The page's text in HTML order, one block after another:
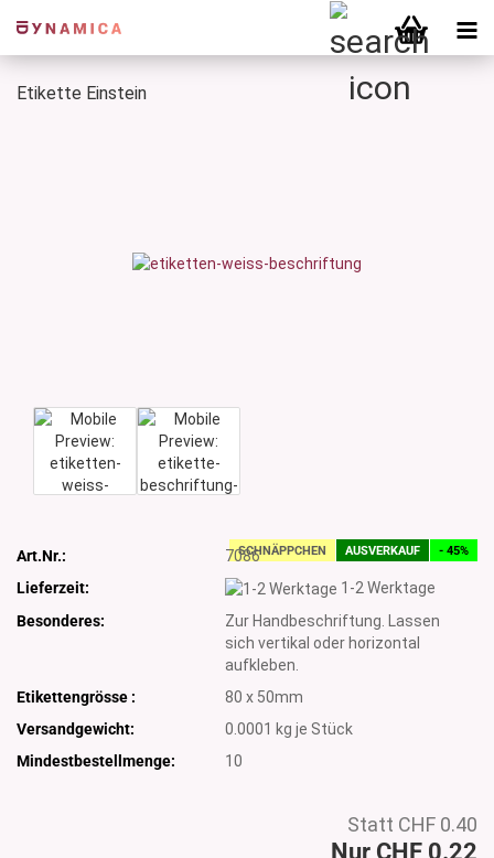
Etikette Einstein
SCHNÄPPCHEN AUSVERKAUF - 45%
Art.Nr.:
7086
Lieferzeit:
1-2 Werktage
Besonderes:
Zur Handbeschriftung. Lassen
sich vertikal oder horizontal
aufkleben.
Etikettengrösse :
80 x 50mm
Versandgewicht:
0.0001 kg je Stück
Mindestbestellmenge:
10
Statt CHF 0.40
Nur CHF 0.22